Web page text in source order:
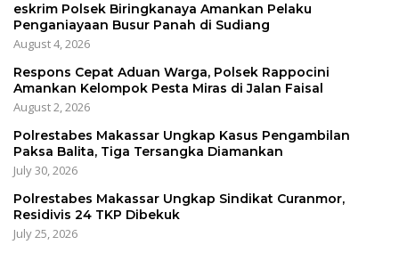
eskrim Polsek Biringkanaya Amankan Pelaku
Penganiayaan Busur Panah di Sudiang
August 4, 2026
Respons Cepat Aduan Warga, Polsek Rappocini
Amankan Kelompok Pesta Miras di Jalan Faisal
August 2, 2026
Polrestabes Makassar Ungkap Kasus Pengambilan
Paksa Balita, Tiga Tersangka Diamankan
July 30, 2026
Polrestabes Makassar Ungkap Sindikat Curanmor,
Residivis 24 TKP Dibekuk
July 25, 2026